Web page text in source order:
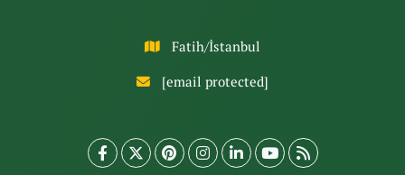
Fatih/İstanbul
[email protected]